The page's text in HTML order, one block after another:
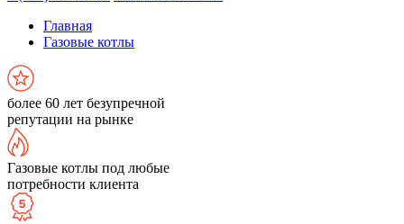
Главная
Газовые котлы
более 60 лет безупречной
репутации на рынке
Газовые котлы под любые
потребности клиента